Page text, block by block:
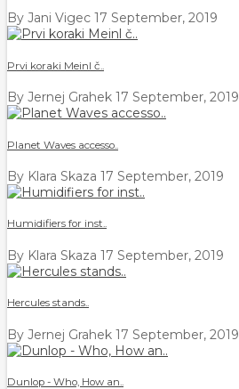
By Jani Vigec 17 September, 2019
Prvi koraki Meinl č..
By Jernej Grahek 17 September, 2019
Planet Waves accesso..
By Klara Skaza 17 September, 2019
Humidifiers for inst..
By Klara Skaza 17 September, 2019
Hercules stands..
By Jernej Grahek 17 September, 2019
Dunlop - Who, How an..